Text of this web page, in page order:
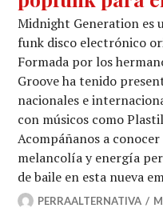
Midnight Generation es
funk disco electrónico
Formada por los
Groove ha tenido
nacionales e
con músicos como
Acompáñanos a
melancolía y energía
de baile en esta nueva
PERRAALTERNATIVA